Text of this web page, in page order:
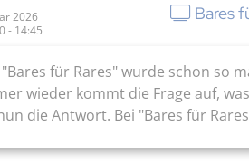
2026
- 14:45
Bares
"Bares für Rares" wurde schon so
wieder kommt die Frage auf,
die Antwort. Bei "Bares für